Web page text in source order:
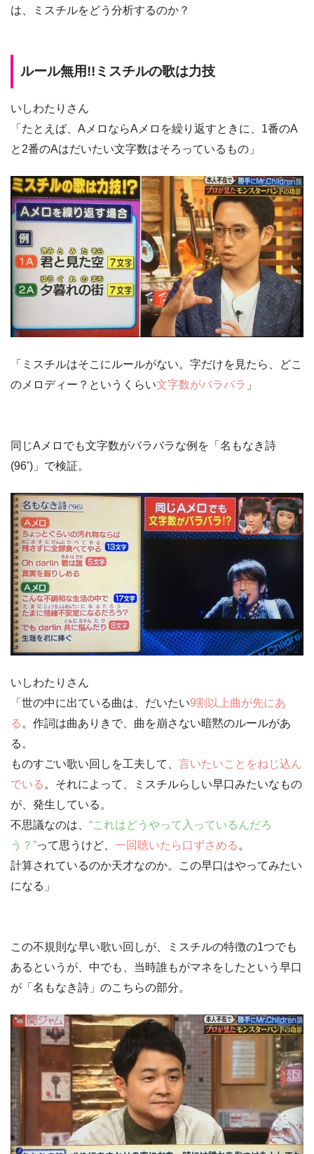
は、ミスチルをどう分析するのか？
ルール無用!!ミスチルの歌は力技
いしわたりさん
「たとえば、AメロならAメロを繰り返すときに、1番のA
と2番のAはだいたい文字数はそろっている もの」
「ミスチルはそこにルールがない。字だけを見たら、どこ
のメロディー？というくらい文字数がバラバラ 」
同じAメロでも文字数がバラバラな例を 「名もなき詩
(96’)」 で検証。
いしわたりさん
「世の中に出ている曲は、だいたい9割以上曲が先にあ
る 。作詞は曲ありきで、曲を崩さない暗黙のルールがあ
る。
ものすごい歌い回しを工夫して、 言いたいことをねじ込ん
でいる 。それによって、 ミスチルらしい早口みたいなもの
が、発生している。
不思議なのは、 “これはどうやって入っているんだろ
う？”って思うけど、 一回聴いたら口ずさめる 。
計算されているのか天才なのか。この早口はやってみたい
になる」
この不規則な早い歌い回しが、ミスチルの特徴の1つでも
あるというが、中でも、当時誰もがマネをしたという早口
が 「名もなき詩」 のこちらの部分。